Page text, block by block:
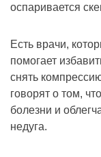
оспаривается
Есть врачи,
помогает
снять
говорят о том,
болезни и
недуга.